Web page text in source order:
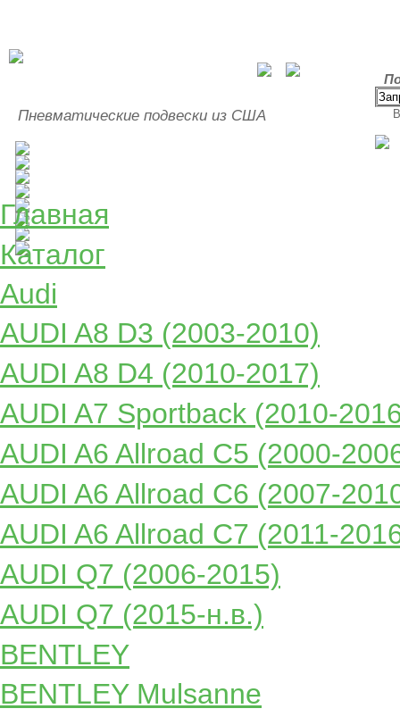
Пневматические подвески из США
Главная
Каталог
Audi
AUDI A8 D3 (2003-2010)
AUDI A8 D4 (2010-2017)
AUDI A7 Sportback (2010-
AUDI A6 Allroad C5 (2000-
AUDI A6 Allroad C6 (2007-
AUDI A6 Allroad C7 (2011-
AUDI Q7 (2006-2015)
AUDI Q7 (2015-н.в.)
BENTLEY
BENTLEY Mulsanne